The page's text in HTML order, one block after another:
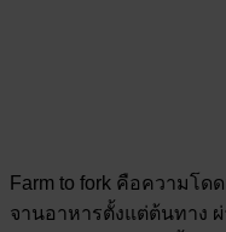
Farm to fork คือความโด
จานอาหารตั้งแต่ต้นทาง